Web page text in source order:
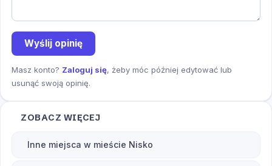
Wyślij opinię
Masz konto? Zaloguj się, żeby móc później edytować lub
usunąć swoją opinię.
ZOBACZ WIĘCEJ
Inne miejsca w mieście Nisko